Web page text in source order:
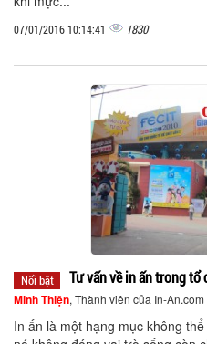
07/01/2016 10:14:41 1830
Nổi bật Tư vấn về in ấn trong tổ
Minh Thiện, Thành viên của In-An.com
In ấn là một hạng mục không